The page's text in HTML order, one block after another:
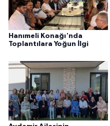
Hanımeli Konağı'nda
Toplantılara Yoğun İlgi